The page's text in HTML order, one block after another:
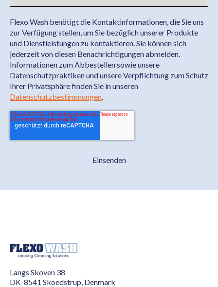
Flexo Wash benötigt die Kontaktinformationen, die Sie uns
zur Verfügung stellen, um Sie bezüglich unserer Produkte
und Dienstleistungen zu kontaktieren. Sie können sich
jederzeit von diesen Benachrichtigungen abmelden.
Informationen zum Abbestellen sowie unsere
Datenschutzpraktiken und unsere Verpflichtung zum Schutz
Ihrer Privatsphäre finden Sie in unseren
Datenschutzbestimmungen
Langs Skoven 38
DK-8541 Skoedstrup, Denmark